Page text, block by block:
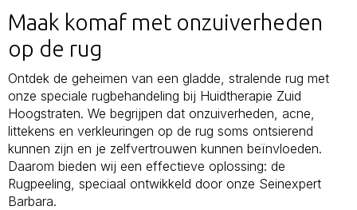
Maak komaf met onzuiverheden
op de rug
Ontdek de geheimen van een gladde, stralende rug met
onze speciale rugbehandeling bij Huidtherapie Zuid
Hoogstraten. We begrijpen dat onzuiverheden, acne,
littekens en verkleuringen op de rug soms ontsierend
kunnen zijn en je zelfvertrouwen kunnen beïnvloeden.
Daarom bieden wij een effectieve oplossing: de
Rugpeeling, speciaal ontwikkeld door onze Seinexpert
Barbara.